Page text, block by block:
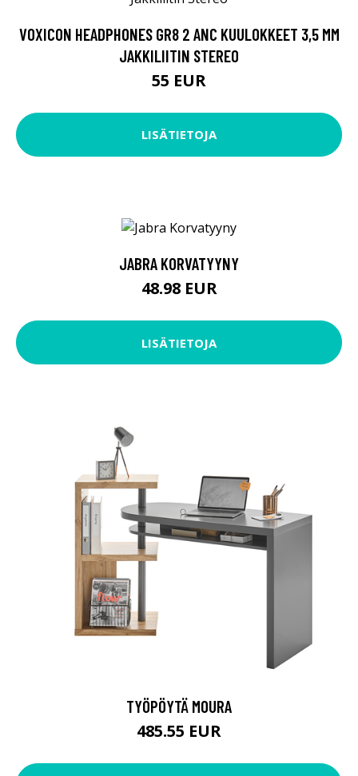
VOXICON HEADPHONES GR8 2 ANC KUULOKKEET 3,5 MM
JAKKILIITIN STEREO
55 EUR
LISÄTIETOJA
JABRA KORVATYYNY
48.98 EUR
LISÄTIETOJA
TYÖPÖYTÄ MOURA
485.55 EUR